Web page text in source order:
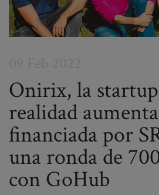
Onirix, la
realidad
financiada por
una ronda de
con GoHub
Post
navigation